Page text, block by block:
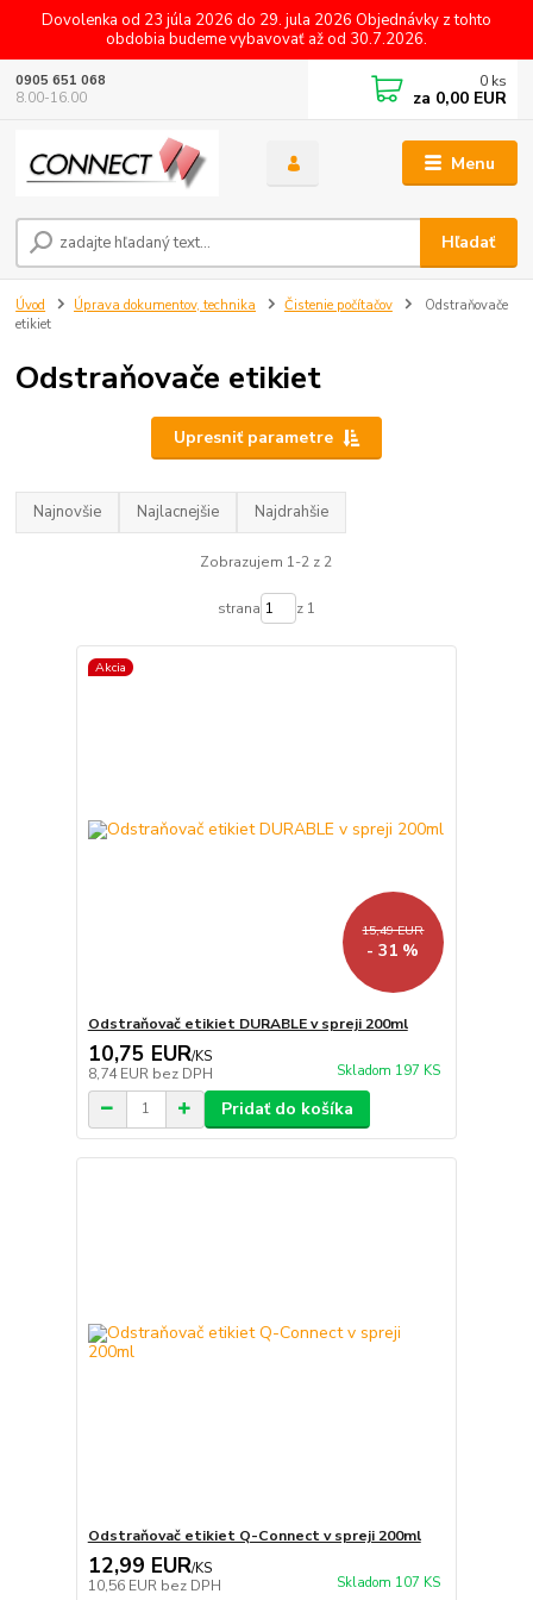
Dovolenka od 23 júla 2026 do 29. jula 2026 Objednávky z tohto
obdobia budeme vybavovať až od 30.7.2026.
Menu
Hľadať
0905 651 068
8.00-16.00
0 ks
za 0,00 EUR
Úvod Úprava dokumentov, technika Čistenie počítačov
Odstraňovače
etikiet
Odstraňovače etikiet
Upresniť parametre
Najnovšie Najlacnejšie Najdrahšie
Zobrazujem 1-2 z 2
strana z 1
Akcia
15,49 EUR
- 31 %
Odstraňovač etikiet DURABLE v spreji 200ml
10,75 EUR/KS
8,74 EUR bez DPH Skladom 197 KS
Pridať do košíka
Odstraňovač etikiet Q-Connect v spreji 200ml
12,99 EUR/KS
10,56 EUR bez DPH Skladom 107 KS